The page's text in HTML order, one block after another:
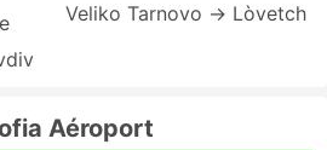
Veliko Tarnovo → Lòvetch
Aéroport